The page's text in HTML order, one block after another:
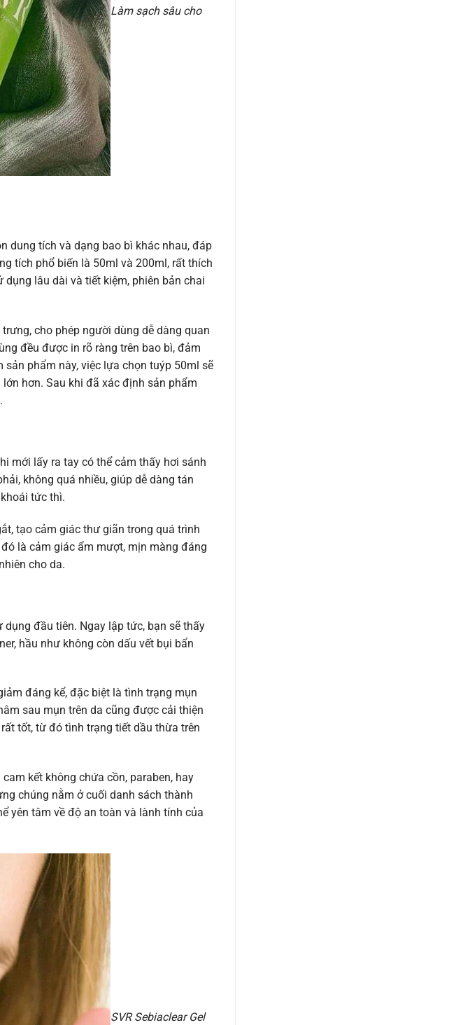
Làm sạch sâu cho
dung tích và dạng bao bì khác nhau, đáp
tích phổ biến là 50ml và 200ml, rất thích
lâu dài và tiết kiệm, phiên bản chai
cho phép người dùng dễ dàng quan
đều được in rõ ràng trên bao bì, đảm
phẩm này, việc lựa chọn tuýp 50ml sẽ
hơn. Sau khi đã xác định sản phẩm
mới lấy ra tay có thể cảm thấy hơi sánh
không quá nhiều, giúp dễ dàng tán
tức thì.
tạo cảm giác thư giãn trong quá trình
là cảm giác ẩm mượt, mịn màng đáng
cho da.
đầu tiên. Ngay lập tức, bạn sẽ thấy
hầu như không còn dấu vết bụi bẩn
đáng kể, đặc biệt là tình trạng mụn
sau mụn trên da cũng được cải thiện
tốt, từ đó tình trạng tiết dầu thừa trên
kết không chứa cồn, paraben, hay
chúng nằm ở cuối danh sách thành
yên tâm về độ an toàn và lành tính của
SVR Sebiaclear Gel